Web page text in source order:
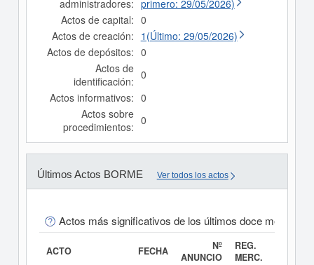
administradores: primero: 29/05/2026)
Actos de capital: 0
Actos de creación: 1(Último: 29/05/2026)
Actos de depósitos: 0
Actos de
identificación: 0
Actos informativos: 0
Actos sobre
procedimientos: 0
Últimos Actos BORME Ver todos los actos
Actos más significativos de los últimos doce meses
ACTO FECHA
Nº
ANUNCIO
REG.
MERC.